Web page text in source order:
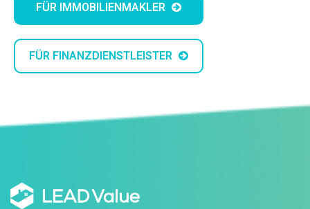
FÜR IMMOBILIENMAKLER
FÜR FINANZDIENSTLEISTER